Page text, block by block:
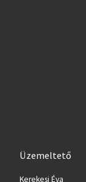
Üzemeltető
Kerekesi Éva